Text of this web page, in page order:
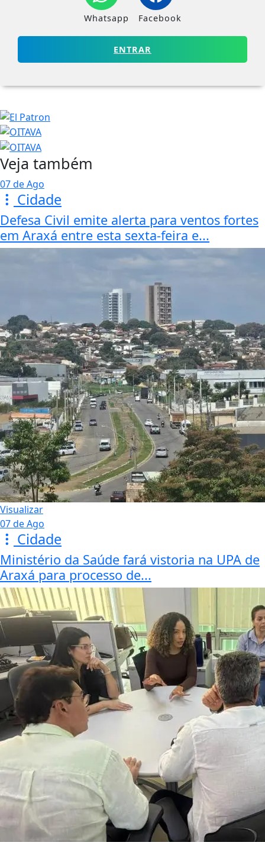
Whatsapp Facebook
ENTRAR
Veja também
07 de Ago
Cidade
Defesa Civil emite alerta para ventos fortes
em Araxá entre esta sexta-feira e...
Visualizar
07 de Ago
Cidade
Ministério da Saúde fará vistoria na UPA de
Araxá para processo de...